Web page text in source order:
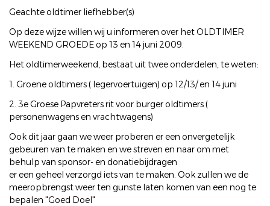
Geachte oldtimer liefhebber(s)
Op deze wijze willen wij u informeren over het OLDTIMER
WEEKEND GROEDE op 13 en 14 juni 2009.
Het oldtimerweekend, bestaat uit twee onderdelen, te weten:
1. Groene oldtimers ( legervoertuigen) op 12/13/ en 14 juni
2. 3e Groese Papvreters rit voor burger oldtimers (
personenwagens en vrachtwagens)
Ook dit jaar gaan we weer proberen er een onvergetelijk
gebeuren van te maken en we streven en naar om met
behulp van sponsor- en donatiebijdragen
er een geheel verzorgd iets van te maken. Ook zullen we de
meeropbrengst weer ten gunste laten komen van een nog te
bepalen "Goed Doel"